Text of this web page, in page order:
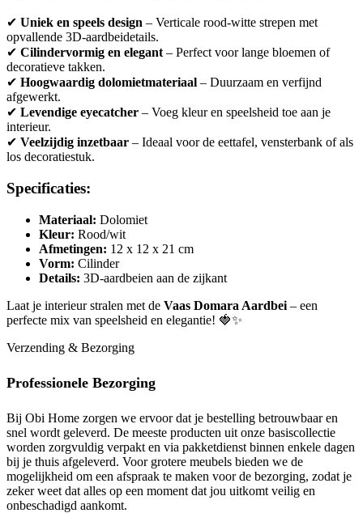
✔ Uniek en speels design – Verticale rood-witte strepen met
opvallende 3D-aardbeidetails.
✔ Cilindervormig en elegant – Perfect voor lange bloemen of
decoratieve takken.
✔ Hoogwaardig dolomietmateriaal – Duurzaam en verfijnd
afgewerkt.
✔ Levendige eyecatcher – Voeg kleur en speelsheid toe aan je
interieur.
✔ Veelzijdig inzetbaar – Ideaal voor de eettafel, vensterbank of als
los decoratiestuk.
Specificaties:
Materiaal: Dolomiet
Kleur: Rood/wit
Afmetingen: 12 x 12 x 21 cm
Vorm: Cilinder
Details: 3D-aardbeien aan de zijkant
Laat je interieur stralen met de Vaas Domara Aardbei – een
perfecte mix van speelsheid en elegantie! 🍓✨
Verzending & Bezorging
Professionele Bezorging
Bij Obi Home zorgen we ervoor dat je bestelling betrouwbaar en
snel wordt geleverd. De meeste producten uit onze basiscollectie
worden zorgvuldig verpakt en via pakketdienst binnen enkele dagen
bij je thuis afgeleverd. Voor grotere meubels bieden we de
mogelijkheid om een afspraak te maken voor de bezorging, zodat je
zeker weet dat alles op een moment dat jou uitkomt veilig en
onbeschadigd aankomt.